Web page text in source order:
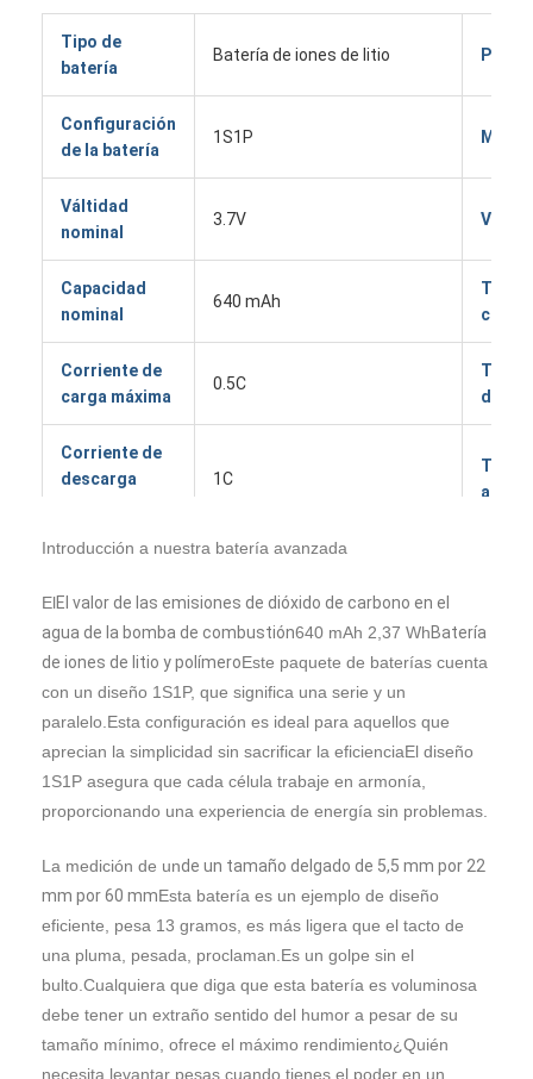
Productos
Los vídeos
Tipo de
batería
Batería de iones de litio Peso
Configuración
de la batería
1S1P Modo
Válti­dad
nominal
3.7V Vida
Capacidad
nominal
640 mAh
carga
Corriente de
carga máxima
0.5C
Corriente de
descarga
1C
carga
Tensión de
corte de
descarga
4.2V
Circuito de
El sistema de protección
contra el exceso de
(PCM)
dimensiones
22 mm x 60 mm
Introducción a nuestra batería avanzada
ElEl valor de las emisiones de dióxido de carbono en el
agua de la bomba de combustión640 mAh 2,37 WhBatería
de iones de litio y polímeroEste paquete de baterías cuenta
con un diseño 1S1P, que significa una serie y un
paralelo.Esta configuración es ideal para aquellos que
aprecian la simplicidad sin sacrificar la eficienciaEl diseño
1S1P asegura que cada célula trabaje en armonía,
proporcionando una experiencia de energía sin problemas.
La medición de unde un tamaño delgado de 5,5 mm por 22
mm por 60 mmEsta batería es un ejemplo de diseño
eficiente, pesa 13 gramos, es más ligera que el tacto de
una pluma, pesada, proclaman.Es un golpe sin el
bulto.Cualquiera que diga que esta batería es voluminosa
debe tener un extraño sentido del humor a pesar de su
tamaño mínimo, ofrece el máximo rendimiento¿Quién
necesita levantar pesas cuando tienes el poder en un